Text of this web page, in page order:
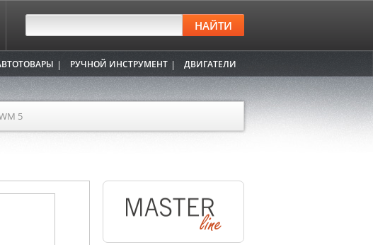
РУЧНОЙ ИНСТРУМЕНТ ДВИГАТЕЛИ
5